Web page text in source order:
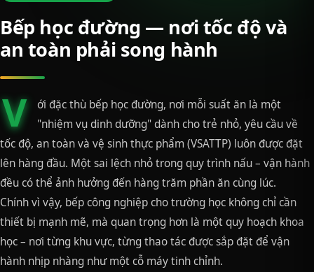
Bếp học đường — nơi tốc độ và
an toàn phải song hành
V
ới đặc thù bếp học đường, nơi mỗi suất ăn là một
"nhiệm vụ dinh dưỡng" dành cho trẻ nhỏ, yêu cầu về
tốc độ, an toàn và vệ sinh thực phẩm (VSATTP) luôn được đặt
lên hàng đầu. Một sai lệch nhỏ trong quy trình nấu – vận hành
đều có thể ảnh hưởng đến hàng trăm phần ăn cùng lúc.
Chính vì vậy, bếp công nghiệp cho trường học không chỉ cần
thiết bị mạnh mẽ, mà quan trọng hơn là một quy hoạch khoa
học – nơi từng khu vực, từng thao tác được sắp đặt để vận
hành nhịp nhàng như một cỗ máy tinh chỉnh.